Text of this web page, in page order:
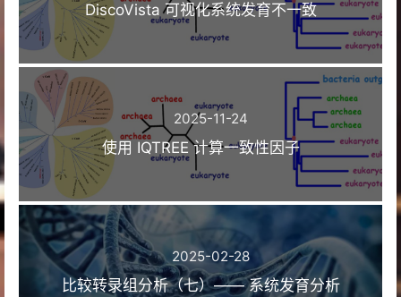
DiscoVista 可视化系统发育不一致
2025-11-24
使用 IQTREE 计算一致性因子
2025-02-28
比较转录组分析（七）—— 系统发育分析